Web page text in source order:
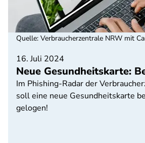
16. Juli 2024
Neue Gesundheitskarte:
Im Phishing-Radar der
soll eine neue Gesundheitskarte
gelogen!
Quelle: Verbraucherzentrale NRW mit